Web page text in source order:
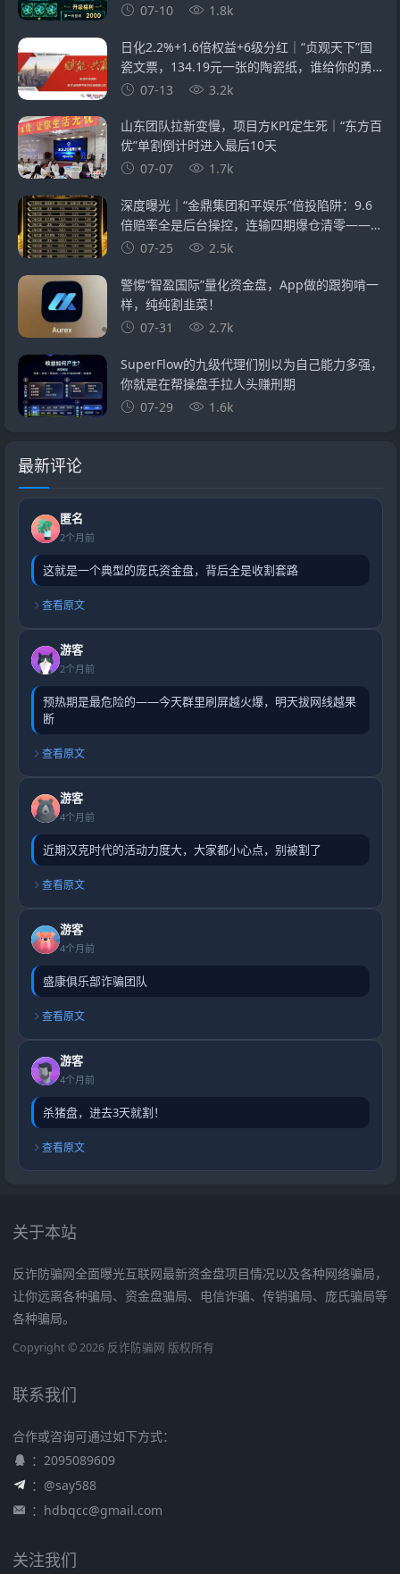
07-10
1.8k
日化2.2%+1.6倍权益+6级分红｜“贞观天下”国
瓷文票，134.19元一张的陶瓷纸，谁给你的勇
气？07-13 3.2k
山东团队拉新变慢，项目方KPI定生死｜“东方百
优”单割倒计时进入最后10天
07-07
1.7k
深度曝光｜“金鼎集团和平娱乐”倍投陷阱：9.6
倍赔率全是后台操控，连输四期爆仓清零——提
现？流水不足+账号异常+直接封禁
07-25 2.5k
警惕“智盈国际”量化资金盘，App做的跟狗啃一
样，纯纯割韭菜！
07-31
2.7k
SuperFlow的九级代理们别以为自己能力多强，
你就是在帮操盘手拉人头赚刑期
07-29
1.6k
最新评论
匿名
2个月前
这就是一个典型的庞氏资金盘，背后全是收割套路
查看原文
游客
2个月前
预热期是最危险的——今天群里刷屏越火爆，明天拔网线越果
断
查看原文
游客
4个月前
近期汉克时代的活动力度大，大家都小心点，别被割了
查看原文
游客
4个月前
盛康俱乐部诈骗团队
查看原文
游客
4个月前
杀猪盘，进去3天就割！
查看原文
关于本站
反诈防骗网全面曝光互联网最新资金盘项目情况以及各种网络骗局，
让你远离各种骗局、资金盘骗局、电信诈骗、传销骗局、庞氏骗局等
各种骗局。
Copyright © 2026 反诈防骗网 版权所有
联系我们
合作或咨询可通过如下方式：
：2095089609
：@say588
： hdbqcc@gmail.com
关注我们